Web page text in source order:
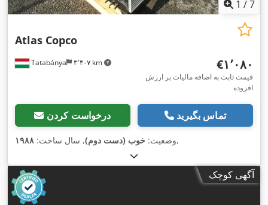
1 /7
Tatabánya ۳٬۴۰۷ km
Atlas Copco
‎€۱٬۰۸۰
قیمت ثابت به اضافه مالیات بر ارزش
افزوده
درخواست کردن تماس بگیرید
وضعیت: خوب (دست دوم), سال ساخت: ۱۹۸۸ ,
آگهی کوچک